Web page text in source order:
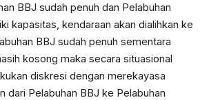
BBJ sudah penuh dan Pelabuhan
kapasitas, kendaraan akan dialihkan ke
BBJ sudah penuh sementara
kosong maka secara situasional
diskresi dengan merekayasa
dari Pelabuhan BBJ ke Pelabuhan